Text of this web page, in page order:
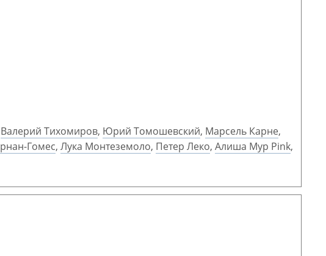
Валерий Тихомиров, Юрий Томошевский, Марсель Карне,
Гомес, Лука Монтеземоло, Петер Леко, Алиша Мур Pink,